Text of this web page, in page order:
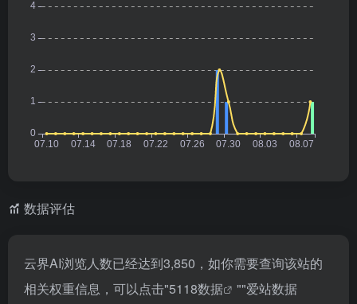
数据评估
云界AI浏览人数已经达到3,850，如你需要查询该站的
相关权重信息，可以点击"5118数据 ""爱站数据